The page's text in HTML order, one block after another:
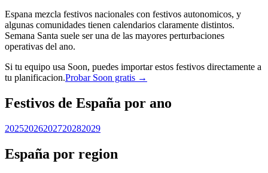
Espana mezcla festivos nacionales con festivos autonomicos, y
algunas comunidades tienen calendarios claramente distintos.
Semana Santa suele ser una de las mayores perturbaciones
operativas del ano.
Si tu equipo usa Soon, puedes importar estos festivos directamente a
tu planificacion.Probar Soon gratis →
Festivos de España por ano
20252026202720282029
España por region